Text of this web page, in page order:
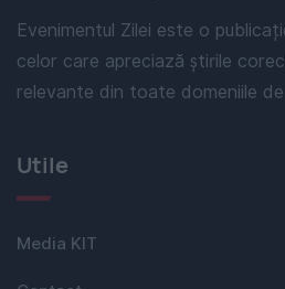
Evenimentul Zilei este o
celor care apreciază știrile
relevante din toate domeniile
Utile
Media KIT